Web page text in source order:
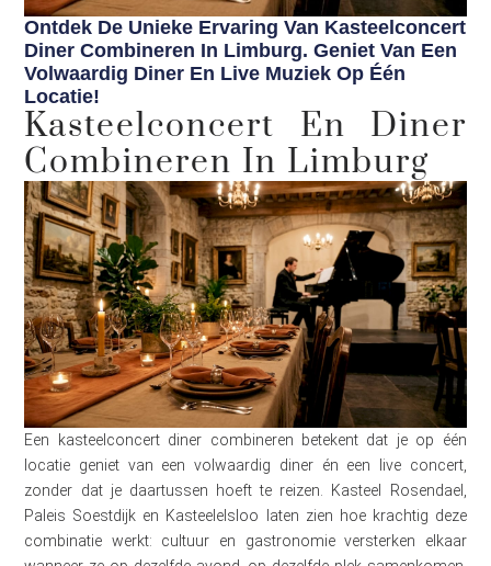
Ontdek De Unieke Ervaring Van Kasteelconcert
Diner Combineren In Limburg. Geniet Van Een
Volwaardig Diner En Live Muziek Op Één
Locatie!
Kasteelconcert En Diner
Combineren In Limburg
Een kasteelconcert diner combineren betekent dat je op één
locatie geniet van een volwaardig diner én een live concert,
zonder dat je daartussen hoeft te reizen. Kasteel Rosendael,
Paleis Soestdijk en Kasteelelsloo laten zien hoe krachtig deze
combinatie werkt: cultuur en gastronomie versterken elkaar